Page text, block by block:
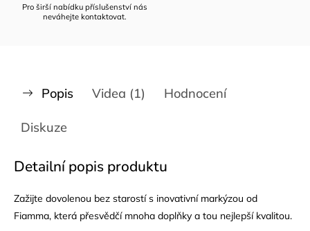
Pro širší nabídku příslušenství nás
neváhejte kontaktovat.
Popis Videa (1) Hodnocení
Diskuze
Detailní popis produktu
Zažijte dovolenou bez starostí s inovativní markýzou od
Fiamma, která přesvědčí mnoha doplňky a tou nejlepší kvalitou.